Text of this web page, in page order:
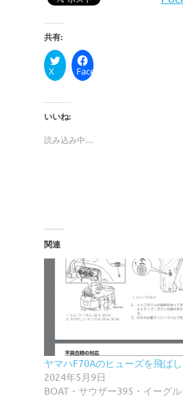
共有:
X Facebook
いいね:
読み込み中…
関連
ヤマハF70Aのヒューズを飛ばし
2024年5月9日
BOAT・サウザー395・イーグ